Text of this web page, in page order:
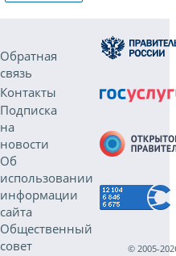
Обратная
связь
Контакты
Подписка
на
новости
Об
использовании
информации
сайта
Общественный
совет
© 2005-